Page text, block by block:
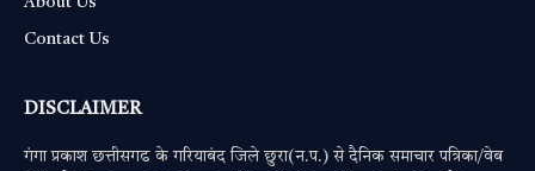
Contact Us
DISCLAIMER
गंगा प्रकाश छत्तीसगढ के गरियाबंद जिले छुरा(न.प.) से दैनिक समाचार पत्रिका/वेब